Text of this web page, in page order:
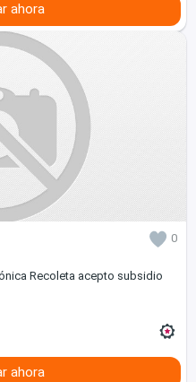
ahora
0
Recoleta acepto subsidio
ahora